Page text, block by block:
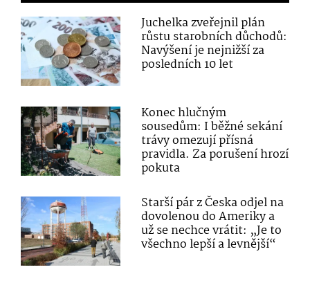
Juchelka zveřejnil plán
růstu starobních důchodů:
Navýšení je nejnižší za
posledních 10 let
Konec hlučným
sousedům: I běžné sekání
trávy omezují přísná
pravidla. Za porušení hrozí
pokuta
Starší pár z Česka odjel na
dovolenou do Ameriky a
už se nechce vrátit: „Je to
všechno lepší a levnější“